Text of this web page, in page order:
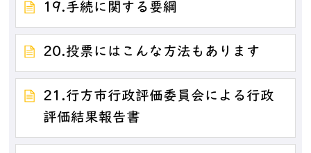
19.手続に関する要綱
20.投票にはこんな方法もあります
21.行方市行政評価委員会による行政
評価結果報告書